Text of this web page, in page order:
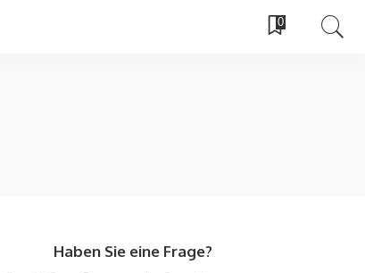
0
Haben Sie eine Frage?